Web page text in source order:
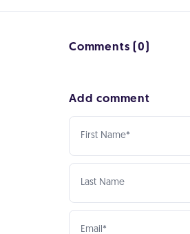
Comments (0)
Add comment